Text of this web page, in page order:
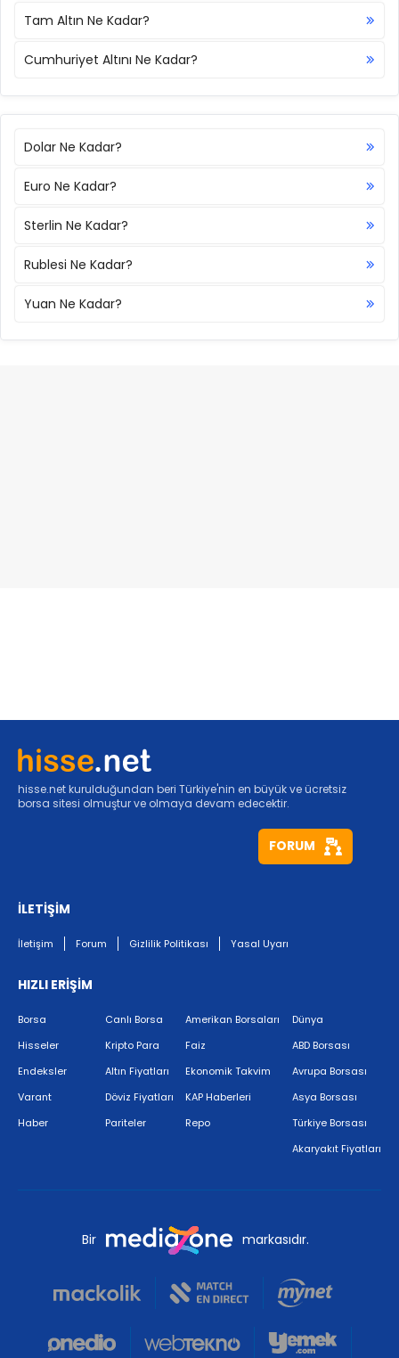
Tam Altın Ne Kadar?
Cumhuriyet Altını Ne Kadar?
Dolar Ne Kadar?
Euro Ne Kadar?
Sterlin Ne Kadar?
Rublesi Ne Kadar?
Yuan Ne Kadar?
hisse.net kurulduğundan beri Türkiye'nin en büyük ve ücretsiz
borsa sitesi olmuştur ve olmaya devam edecektir.
FORUM
İLETİŞİM
İletişim Forum Gizlilik Politikası Yasal Uyarı
HIZLI ERİŞİM
Borsa
Hisseler
Endeksler
Varant
Haber
Canlı Borsa
Kripto Para
Altın Fiyatları
Döviz Fiyatları
Pariteler
Amerikan Borsaları
Faiz
Ekonomik Takvim
KAP Haberleri
Repo
Dünya
ABD Borsası
Avrupa Borsası
Asya Borsası
Türkiye Borsası
Akaryakıt Fiyatları
Bir markasıdır.